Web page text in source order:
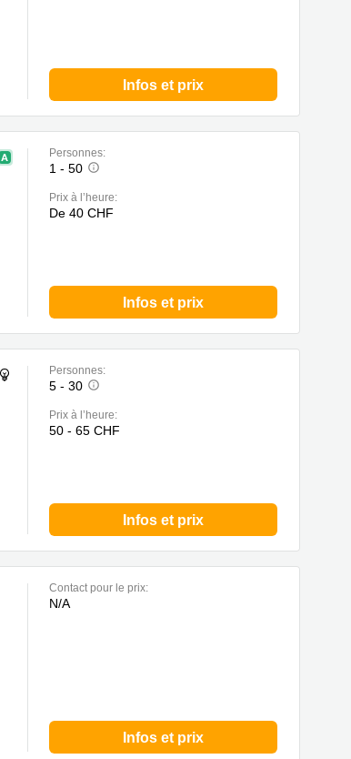
Infos et prix
Personnes:
1 - 50
Prix à l’heure:
De 40 CHF
Infos et prix
Personnes:
5 - 30
Prix à l’heure:
50 - 65 CHF
Infos et prix
Contact pour le prix:
N/A
Infos et prix